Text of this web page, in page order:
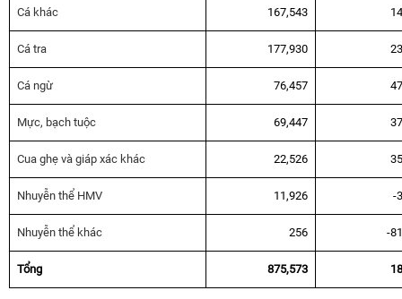
Cá khác 167,543
Cá tra 177,930
Cá ngừ 76,457
Mực, bạch tuộc 69,447
Cua ghẹ và giáp xác khác 22,526
Nhuyễn thể HMV 11,926 -
Nhuyễn thể khác 256 -
Tổng 875,573